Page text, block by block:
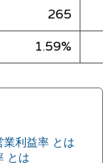
265
1.59%
業利益率 とは
とは